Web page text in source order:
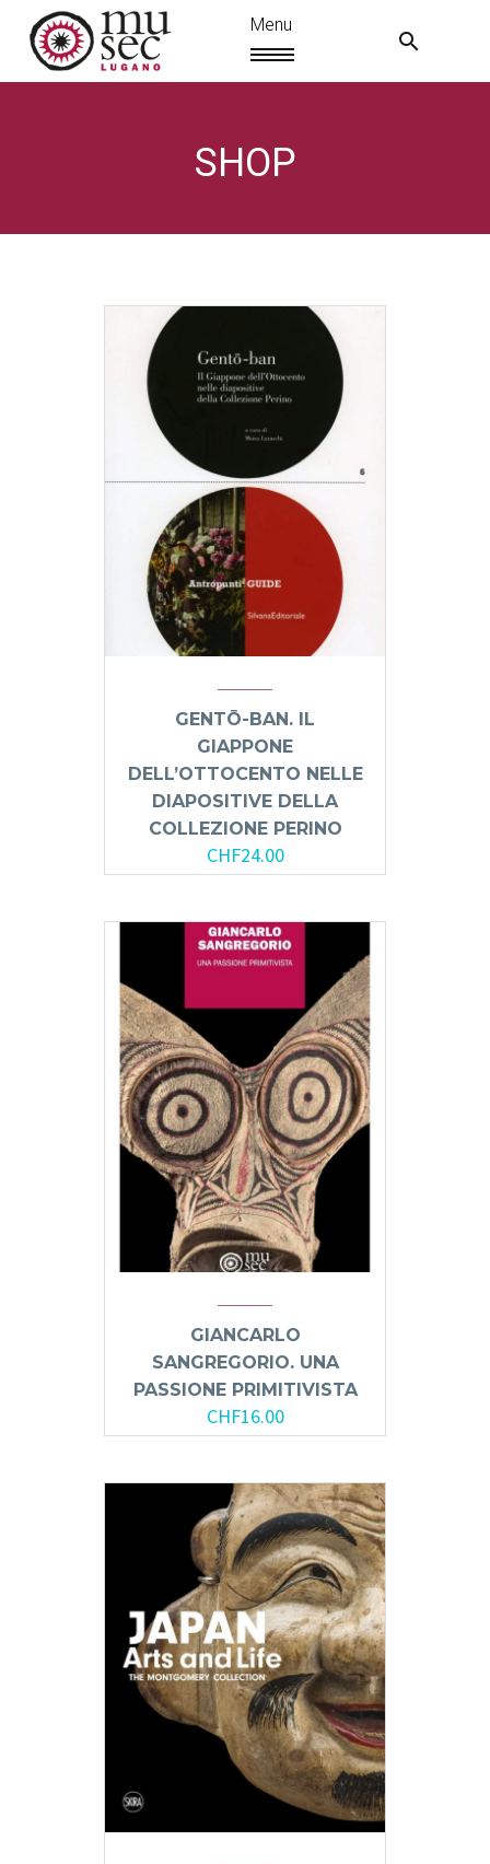
SHOP
GENTŌ-BAN. IL
GIAPPONE
DELL’OTTOCENTO NELLE
DIAPOSITIVE DELLA
COLLEZIONE PERINO
CHF24.00
GIANCARLO
SANGREGORIO. UNA
PASSIONE PRIMITIVISTA
CHF16.00